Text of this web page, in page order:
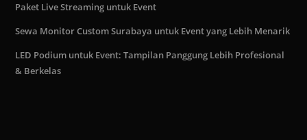
Paket Live Streaming untuk Event
Sewa Monitor Custom Surabaya untuk Event yang Lebih Menarik
LED Podium untuk Event: Tampilan Panggung Lebih Profesional
& Berkelas